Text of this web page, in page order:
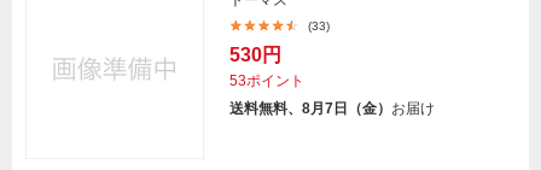
(33)
530円
53ポイント
送料無料、8月7日（金） お届け